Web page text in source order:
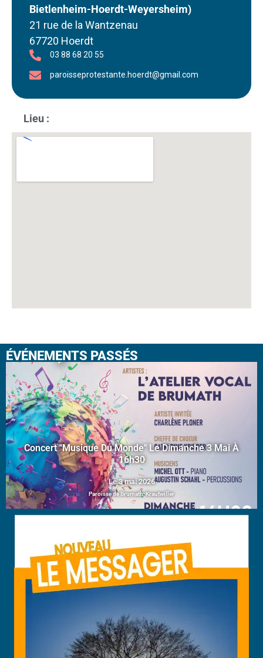
Bietlenheim-Hoerdt-Weyersheim)
21 rue de la Wantzenau
67720 Hoerdt
03 88 68 20 55
paroisseprotestante.hoerdt@gmail.com
Lieu :
ÉVÉNEMENTS PASSÉS
Concert "Musique Du Monde" Le Dimanche 3 Mai À
16h30
Le 3 mai 2026
Paroisse de Brumath-Krautwiller